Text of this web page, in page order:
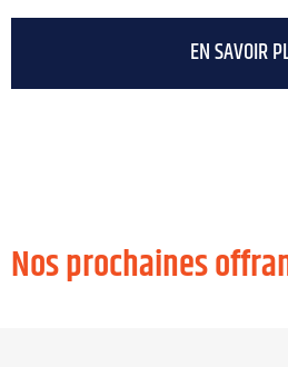
EN SAVOIR
Nos prochaines